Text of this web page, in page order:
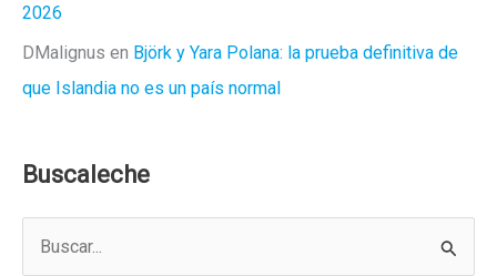
2026
DMalignus en Björk y Yara Polana: la prueba definitiva de
que Islandia no es un país normal
Buscaleche